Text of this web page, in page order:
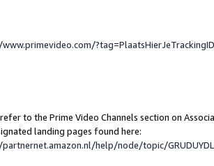
to the Prime Video Channels section on
landing pages found here:
help/node/topic/